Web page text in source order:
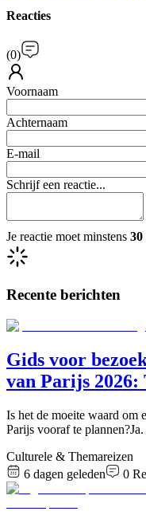
Reacties
(0)
Voornaam
Achternaam
E-mail
Schrijf een reactie...
Je reactie moet minstens 30
Recente berichten
Gids voor
van Parijs 2026:
Is het de moeite waard om
Parijs vooraf te
Culturele & Themareizen
6 dagen geleden
0